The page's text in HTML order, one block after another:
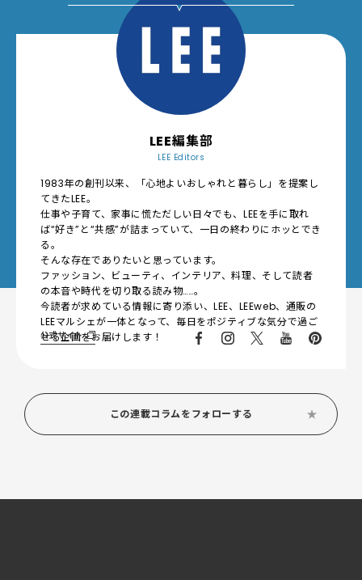
LEE編集部
LEE Editors
1983年の創刊以来、「心地よいおしゃれと暮らし」を提案し
てきたLEE。
仕事や子育て、家事に慌ただしい日々でも、LEEを手に取れ
ば“好き”と“共感”が詰まっていて、一日の終わりにホッとでき
る。
そんな存在でありたいと思っています。
ファッション、ビューティ、インテリア、料理、そして読者
の本音や時代を切り取る読み物……。
今読者が求めている情報に寄り添い、LEE、LEEweb、通販の
LEEマルシェが一体となって、毎日をポジティブな気分で過ご
せる企画をお届けします！
公式サイト
この連載コラムをフォローする